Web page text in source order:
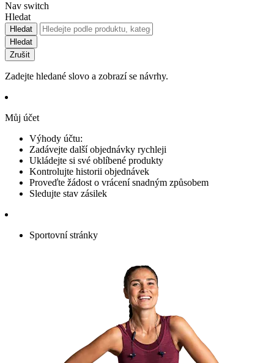
Nav switch
Hledat
Hledat
Hledat
Zrušit
Zadejte hledané slovo a zobrazí se návrhy.
Můj účet
Výhody účtu:
Zadávejte další objednávky rychleji
Ukládejte si své oblíbené produkty
Kontrolujte historii objednávek
Proveďte žádost o vrácení snadným způsobem
Sledujte stav zásilek
Sportovní stránky